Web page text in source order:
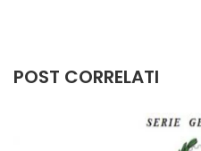
POST CORRELATI